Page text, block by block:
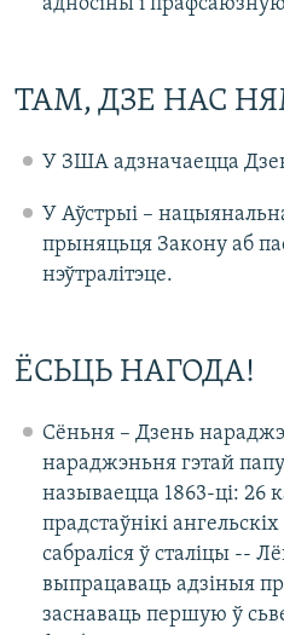
ТАМ, ДЗЕ НАС
У ЗША адзначаецца
У Аўстрыі –
прыняцьця Закону аб
нэўтралітэце.
ЁСЬЦЬ НАГОДА!
Сёньня – Дзень
нараджэньня гэтай
называецца 1863-ці: 26
прадстаўнікі
сабраліся ў сталіцы --
выпрацаваць адзіныя
заснаваць першую ў